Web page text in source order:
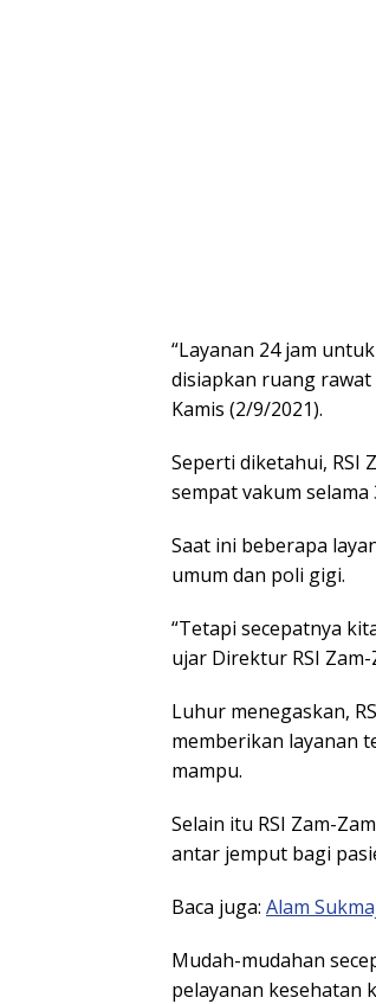
“Layanan 24 jam
disiapkan ruang rawat
Kamis (2/9/2021).
Seperti diketahui, RSI
sempat vakum
Saat ini beberapa
umum dan poli gigi.
“Tetapi secepatnya
ujar Direktur RSI
Luhur menegaskan,
memberikan layanan
mampu.
Selain itu RSI Zam-
antar jemput bagi
Baca juga: Alam
Mudah-mudahan
pelayanan kesehatan